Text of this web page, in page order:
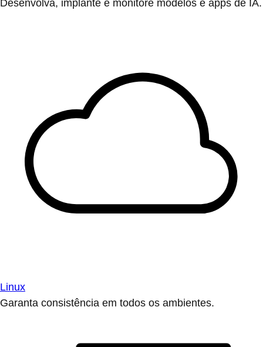
Desenvolva, implante e monitore modelos e apps de IA.
Linux
Garanta consistência em todos os ambientes.